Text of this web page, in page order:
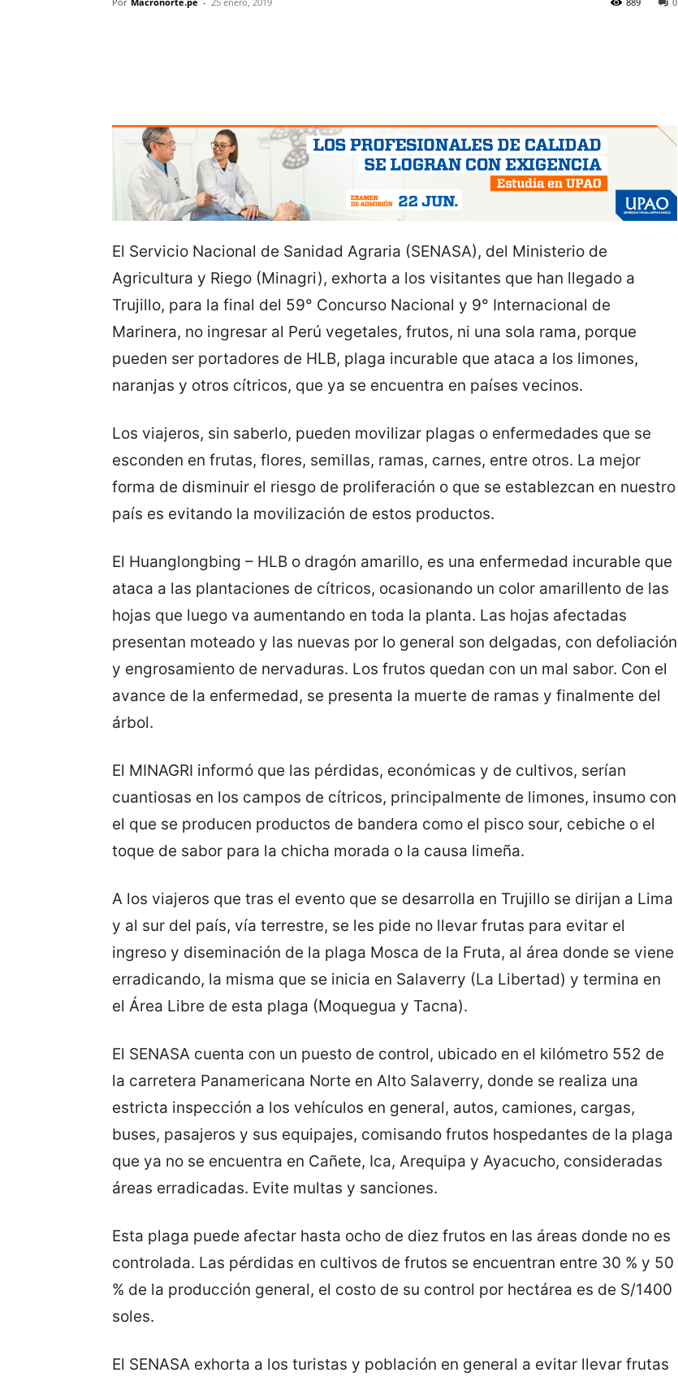
El Servicio Nacional de Sanidad Agraria (SENASA), del Ministerio de
Agricultura y Riego (Minagri), exhorta a los visitantes que han llegado a
Trujillo, para la final del 59° Concurso Nacional y 9° Internacional de
Marinera, no ingresar al Perú vegetales, frutos, ni una sola rama, porque
pueden ser portadores de HLB, plaga incurable que ataca a los limones,
naranjas y otros cítricos, que ya se encuentra en países vecinos.
Los viajeros, sin saberlo, pueden movilizar plagas o enfermedades que se
esconden en frutas, flores, semillas, ramas, carnes, entre otros. La mejor
forma de disminuir el riesgo de proliferación o que se establezcan en nuestro
país es evitando la movilización de estos productos.
El Huanglongbing – HLB o dragón amarillo, es una enfermedad incurable que
ataca a las plantaciones de cítricos, ocasionando un color amarillento de las
hojas que luego va aumentando en toda la planta. Las hojas afectadas
presentan moteado y las nuevas por lo general son delgadas, con defoliación
y engrosamiento de nervaduras. Los frutos quedan con un mal sabor. Con el
avance de la enfermedad, se presenta la muerte de ramas y finalmente del
árbol.
El MINAGRI informó que las pérdidas, económicas y de cultivos, serían
cuantiosas en los campos de cítricos, principalmente de limones, insumo con
el que se producen productos de bandera como el pisco sour, cebiche o el
toque de sabor para la chicha morada o la causa limeña.
A los viajeros que tras el evento que se desarrolla en Trujillo se dirijan a Lima
y al sur del país, vía terrestre, se les pide no llevar frutas para evitar el
ingreso y diseminación de la plaga Mosca de la Fruta, al área donde se viene
erradicando, la misma que se inicia en Salaverry (La Libertad) y termina en
el Área Libre de esta plaga (Moquegua y Tacna).
El SENASA cuenta con un puesto de control, ubicado en el kilómetro 552 de
la carretera Panamericana Norte en Alto Salaverry, donde se realiza una
estricta inspección a los vehículos en general, autos, camiones, cargas,
buses, pasajeros y sus equipajes, comisando frutos hospedantes de la plaga
que ya no se encuentra en Cañete, Ica, Arequipa y Ayacucho, consideradas
áreas erradicadas. Evite multas y sanciones.
Esta plaga puede afectar hasta ocho de diez frutos en las áreas donde no es
controlada. Las pérdidas en cultivos de frutos se encuentran entre 30 % y 50
% de la producción general, el costo de su control por hectárea es de S/1400
soles.
El SENASA exhorta a los turistas y población en general a evitar llevar frutas